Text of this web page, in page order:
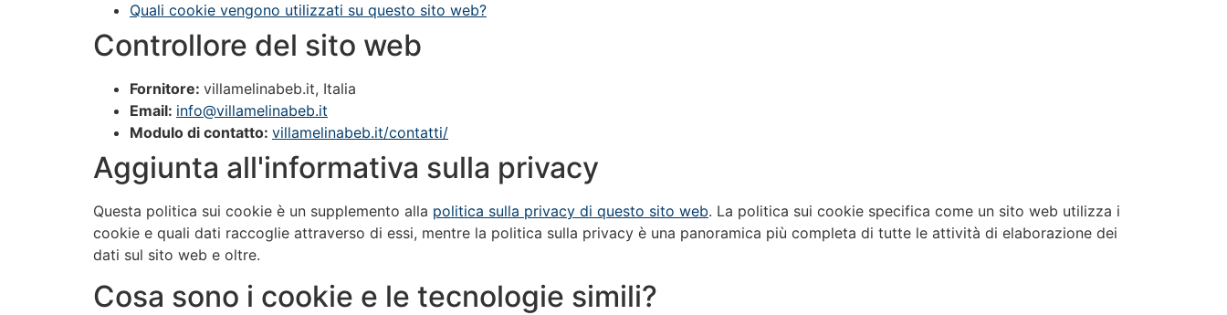
Quali cookie vengono utilizzati su questo sito web?
Controllore del sito web
Fornitore: villamelinabeb.it, Italia
Email: info@villamelinabeb.it
Modulo di contatto: villamelinabeb.it/contatti/
Aggiunta all'informativa sulla privacy
Questa politica sui cookie è un supplemento alla politica sulla privacy di questo sito web. La politica sui cookie specifica come un sito web utilizza i
cookie e quali dati raccoglie attraverso di essi, mentre la politica sulla privacy è una panoramica più completa di tutte le attività di elaborazione dei
dati sul sito web e oltre.
Cosa sono i cookie e le tecnologie simili?